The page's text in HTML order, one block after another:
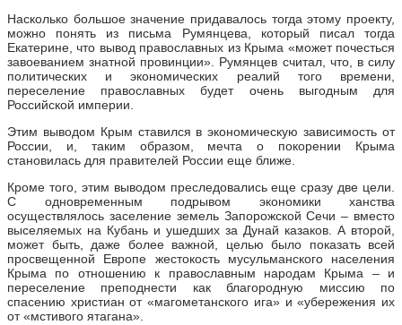
Насколько большое значение придавалось тогда этому проекту,
можно понять из письма Румянцева, который писал тогда
Екатерине, что вывод православных из Крыма «может почесться
завоеванием знатной провинции». Румянцев считал, что, в силу
политических и экономических реалий того времени,
переселение православных будет очень выгодным для
Российской империи.
Этим выводом Крым ставился в экономическую зависимость от
России, и, таким образом, мечта о покорении Крыма
становилась для правителей России еще ближе.
Кроме того, этим выводом преследовались еще сразу две цели.
С одновременным подрывом экономики ханства
осуществлялось заселение земель Запорожской Сечи – вместо
выселяемых на Кубань и ушедших за Дунай казаков. А второй,
может быть, даже более важной, целью было показать всей
просвещенной Европе жестокость мусульманского населения
Крыма по отношению к православным народам Крыма – и
переселение преподнести как благородную миссию по
спасению христиан от «магометанского ига» и «убережения их
от «мстивого ятагана».